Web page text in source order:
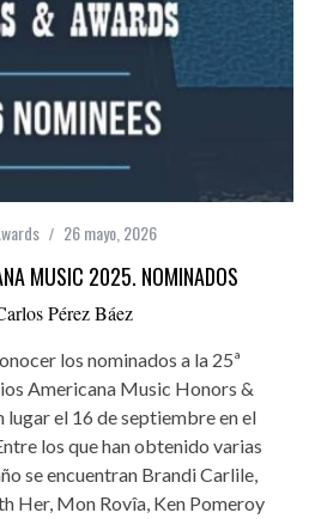
26 mayo, 2026
MUSIC 2025. NOMINADOS
Pérez Báez
los nominados a la 25ª
Americana Music Honors &
lugar el 16 de septiembre en el
los que han obtenido varias
se encuentran Brandi Carlile,
Her, Mon Rovîa, Ken Pomeroy